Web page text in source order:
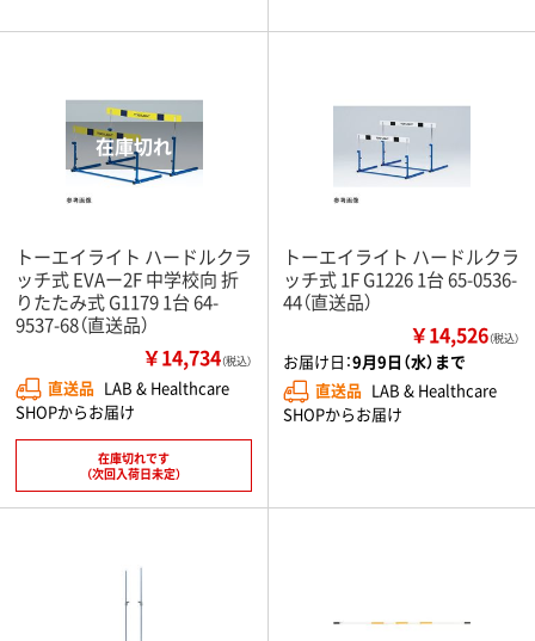
トーエイライト ハードルクラ
ッチ式 EVAー2F 中学校向 折
りたたみ式 G1179 1台 64-
9537-68（直送品）
￥14,734（税込）
直送品 LAB & Healthcare
SHOPからお届け
在庫切れです
（次回入荷日未定）
トーエイライト ハードルクラ
ッチ式 1F G1226 1台 65-0536-
44（直送品）
￥14,526（税込）
お届け日：9月9日（水）まで
直送品 LAB & Healthcare
SHOPからお届け